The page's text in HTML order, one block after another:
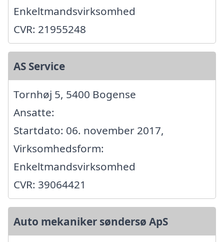
Enkeltmandsvirksomhed
CVR: 21955248
AS Service
Tornhøj 5, 5400 Bogense
Ansatte:
Startdato: 06. november 2017,
Virksomhedsform:
Enkeltmandsvirksomhed
CVR: 39064421
Auto mekaniker søndersø ApS